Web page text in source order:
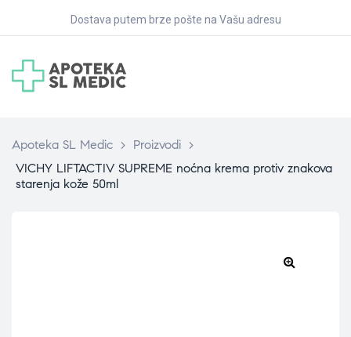
Dostava putem brze pošte na Vašu adresu
Apoteka SL Medic > Proizvodi >
VICHY LIFTACTIV SUPREME noćna krema protiv znakova
starenja kože 50ml